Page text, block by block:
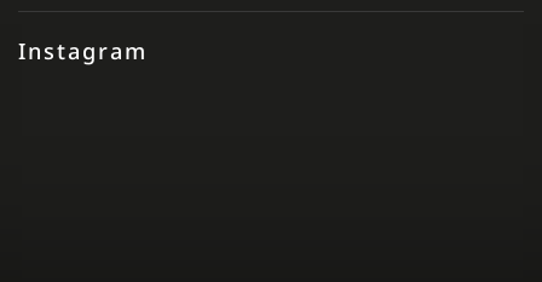
Instagram